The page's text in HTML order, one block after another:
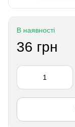
В наявності
36 грн